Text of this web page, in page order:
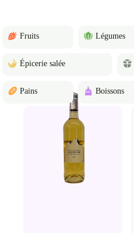
Fruits Légumes
Épicerie salée
Pains Boissons